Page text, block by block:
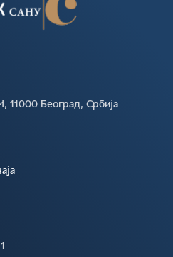
11000 Београд, Србија